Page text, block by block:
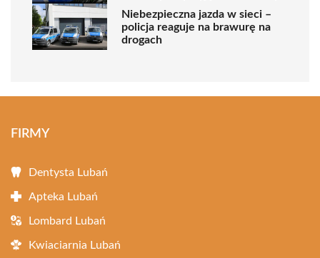
Niebezpieczna jazda w sieci –
policja reaguje na brawurę na
drogach
FIRMY
Dentysta Lubań
Apteka Lubań
Lombard Lubań
Kwiaciarnia Lubań